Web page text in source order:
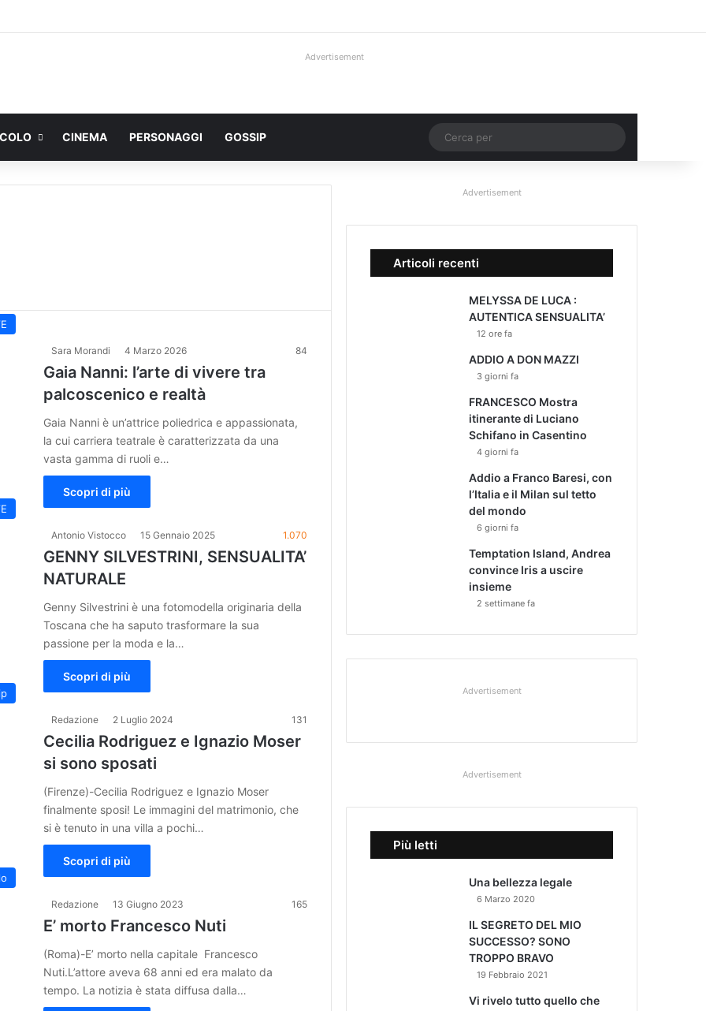
Advertisement
CINEMA PERSONAGGI GOSSIP Un articolo a caso
per
Sara Morandi 4 Marzo 2026 84
Gaia Nanni: l’arte di vivere tra
palcoscenico e realtà
Gaia Nanni è un’attrice poliedrica e appassionata,
la cui carriera teatrale è caratterizzata da una
vasta gamma di ruoli e…
Scopri di più
Antonio Vistocco 15 Gennaio 2025 1.070
GENNY SILVESTRINI, SENSUALITA’
NATURALE
Genny Silvestrini è una fotomodella originaria della
Toscana che ha saputo trasformare la sua
passione per la moda e la…
Scopri di più
Redazione 2 Luglio 2024 131
Cecilia Rodriguez e Ignazio Moser
si sono sposati
(Firenze)-Cecilia Rodriguez e Ignazio Moser
finalmente sposi! Le immagini del matrimonio, che
si è tenuto in una villa a pochi…
Scopri di più
Redazione 13 Giugno 2023 165
E’ morto Francesco Nuti
(Roma)-E’ morto nella capitale Francesco
Nuti.L’attore aveva 68 anni ed era malato da
tempo. La notizia è stata diffusa dalla…
Advertisement
Articoli recenti
MELYSSA DE LUCA :
AUTENTICA SENSUALITA’
12 ore fa
ADDIO A DON MAZZI
3 giorni fa
FRANCESCO Mostra
itinerante di Luciano
Schifano in Casentino
4 giorni fa
Addio a Franco Baresi, con
l’Italia e il Milan sul tetto
del mondo
6 giorni fa
Temptation Island, Andrea
convince Iris a uscire
insieme
2 settimane fa
Advertisement
Advertisement
Più letti
Una bellezza legale
6 Marzo 2020
IL SEGRETO DEL MIO
SUCCESSO? SONO
TROPPO BRAVO
19 Febbraio 2021
Vi rivelo tutto quello che